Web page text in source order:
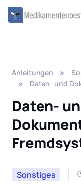
Anleitungen
Daten- und
Daten-
Sonstiges